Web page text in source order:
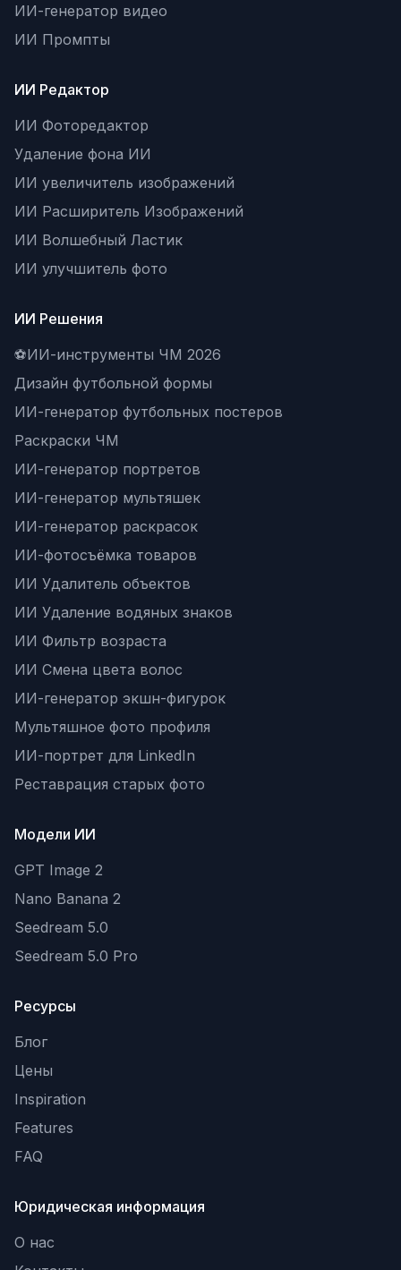
ИИ-генератор видео
ИИ Промпты
ИИ Редактор
ИИ Фоторедактор
Удаление фона ИИ
ИИ увеличитель изображений
ИИ Расширитель Изображений
ИИ Волшебный Ластик
ИИ улучшитель фото
ИИ Решения
⚽ИИ-инструменты ЧМ 2026
Дизайн футбольной формы
ИИ-генератор футбольных постеров
Раскраски ЧМ
ИИ-генератор портретов
ИИ-генератор мультяшек
ИИ-генератор раскрасок
ИИ-фотосъёмка товаров
ИИ Удалитель объектов
ИИ Удаление водяных знаков
ИИ Фильтр возраста
ИИ Смена цвета волос
ИИ-генератор экшн-фигурок
Мультяшное фото профиля
ИИ-портрет для LinkedIn
Реставрация старых фото
Модели ИИ
GPT Image 2
Nano Banana 2
Seedream 5.0
Seedream 5.0 Pro
Ресурсы
Блог
Цены
Inspiration
Features
FAQ
Юридическая информация
О нас